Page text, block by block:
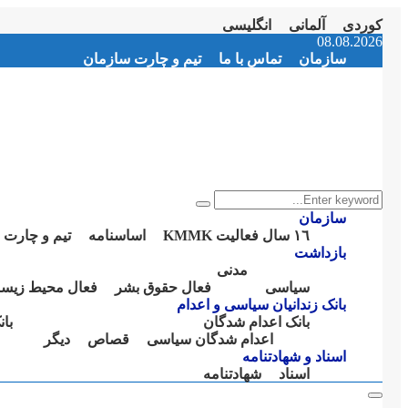
کوردی آلمانی
انگلیسی
Facebook
Twitter
Instagram
Youtube
Email
Telegram
08.08.2026
سازمان
تماس با ما تیم و چارت سازمان
Search
for:
Search
سازمان
١٦ سال فعالیت KMMK
اساسنامە
تیم و
بازداشت
سیاسی
مدنی
فعال حقوق بشر
فعال محیط
بانک زندانیان سیاسی و اعدام
بانک اعدام شدگان
اعدام شدگان سیاسی
قصاص دیگر
اسناد و شهادتنامە
اسناد
شهادتنامە
Primary